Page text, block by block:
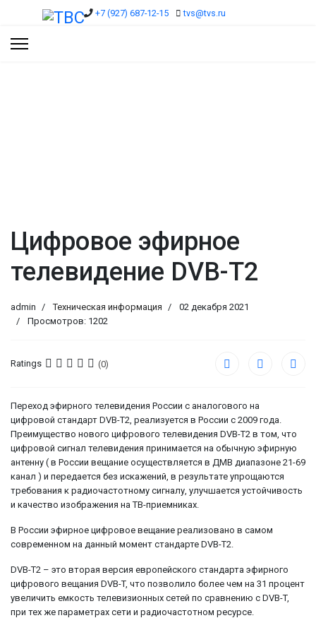
+7 (927) 687-12-15 tvs@tvs.ru
Цифровое эфирное
телевидение DVB-T2
admin Техническая информация
02 декабря 2021
Просмотров: 1202
Ratings (0)
Переход эфирного телевидения России с аналогового на
цифровой стандарт DVB-T2, реализуется в России с 2009 года.
Преимущество нового цифрового телевидения DVB-T2 в том, что
цифровой сигнал телевидения принимается на обычную эфирную
антенну ( в России вещание осуществляется в ДМВ диапазоне 21-69
канал ) и передается без искажений, в результате упрощаются
требования к радиочастотному сигналу, улучшается устойчивость
и качество изображения на ТВ-приемниках.
В России эфирное цифровое вещание реализовано в самом
современном на данный момент стандарте DVB-T2.
DVB-T2 – это вторая версия европейского стандарта эфирного
цифрового вещания DVB-T, что позволило более чем на 31 процент
увеличить емкость телевизионных сетей по сравнению с DVB-T,
при тех же параметрах сети и радиочастотном ресурсе.